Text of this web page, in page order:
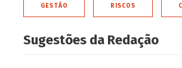
GESTÃO RISCOS
Sugestões da Redação